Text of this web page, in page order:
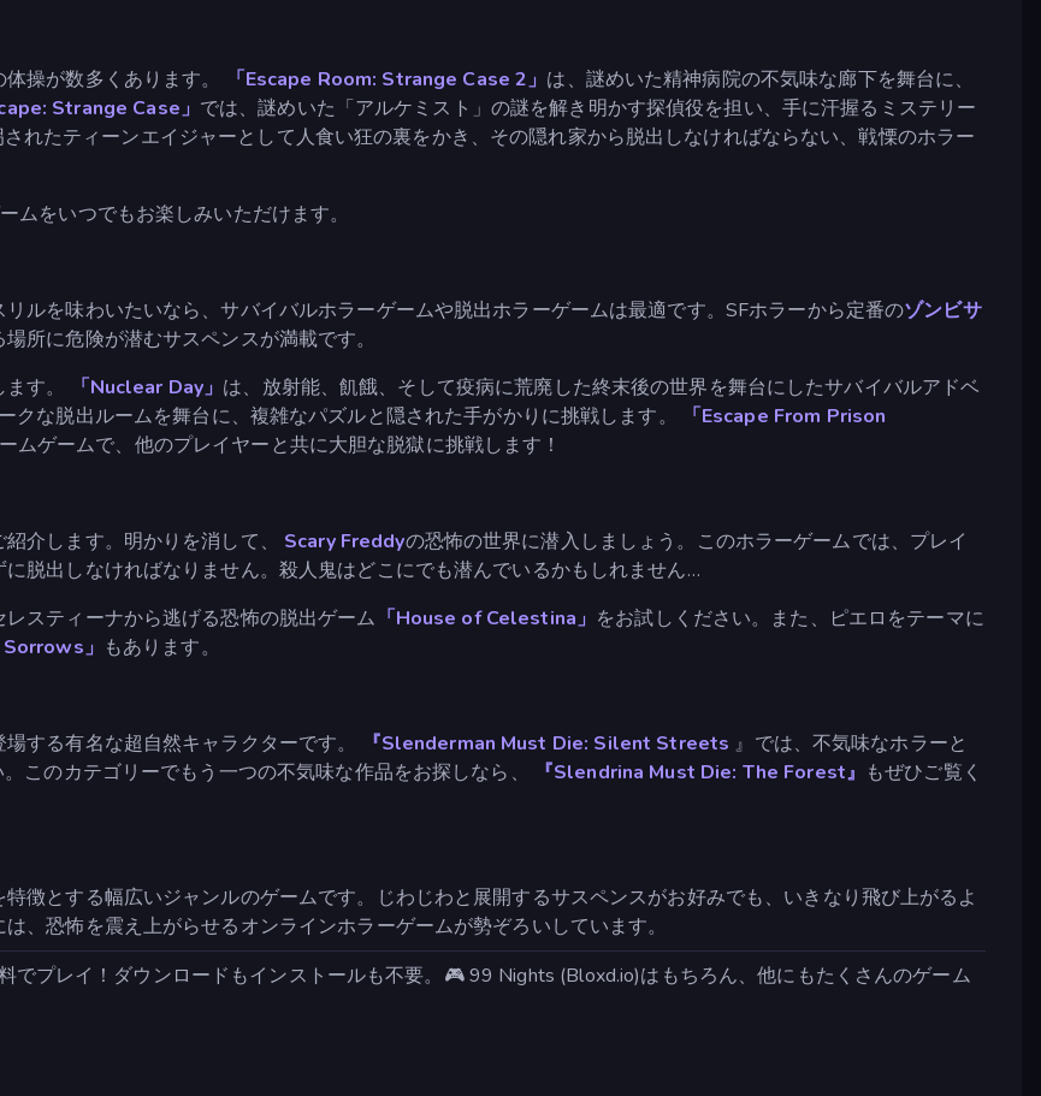
操が数多くあります。 「Escape Room: Strange Case 2」 は、謎めいた精神病院の不気味な廊下を舞台に、
Strange Case」 では、謎めいた「アルケミスト」の謎を解き明かす探偵役を担い、手に汗握るミステリー
れたティーンエイジャーとして人食い狂の裏をかき、その隠れ家から脱出しなければならない、戦慄のホラー
ムをいつでもお楽しみいただけます。
ルを味わいたいなら、サバイバルホラーゲームや脱出ホラーゲームは最適です。SFホラーから定番のゾンビサ
所に危険が潜むサスペンスが満載です。
す。 「Nuclear Day」 は、放射能、飢餓、そして疫病に荒廃した終末後の世界を舞台にしたサバイバルアドベ
クな脱出ルームを舞台に、複雑なパズルと隠された手がかりに挑戦します。
「Escape From Prison
ムゲームで、他のプレイヤーと共に大胆な脱獄に挑戦します！
介します。明かりを消して、 Scary Freddyの恐怖の世界に潜入しましょう。このホラーゲームでは、プレイ
脱出しなければなりません。殺人鬼はどこにでも潜んでいるかもしれません…
スティーナから逃げる恐怖の脱出ゲーム 「House of Celestina」 をお試しください。また、ピエロをテーマに
」 もあります。
する有名な超自然キャラクターです。
『Slenderman Must Die: Silent Streets 』では、不気味なホラーと
このカテゴリーでもう一つの不気味な作品をお探しなら、
『Slendrina Must Die: The Forest』 もぜひご覧く
徴とする幅広いジャンルのゲームです。じわじわと展開するサスペンスがお好みでも、いきなり飛び上がるよ
、恐怖を震え上がらせるオンラインホラーゲームが勢ぞろいしています。
でプレイ！ダウンロードもインストールも不要。🎮 99 Nights (Bloxd.io)はもちろん、他にもたくさんのゲーム